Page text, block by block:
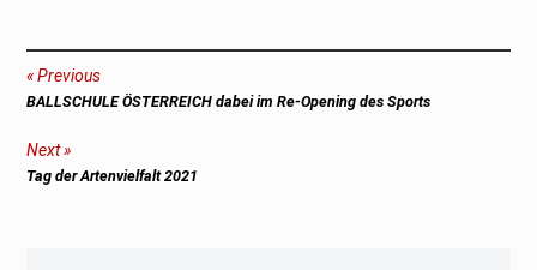
Beitragsnavigation
Previous
Previous
BALLSCHULE ÖSTERREICH dabei im Re-Opening des Sports
Next
Next
Tag der Artenvielfalt 2021